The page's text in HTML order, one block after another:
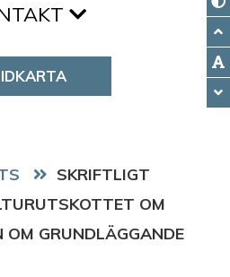
SKRIFTLIGT
OM
OM GRUNDLÄGGANDE